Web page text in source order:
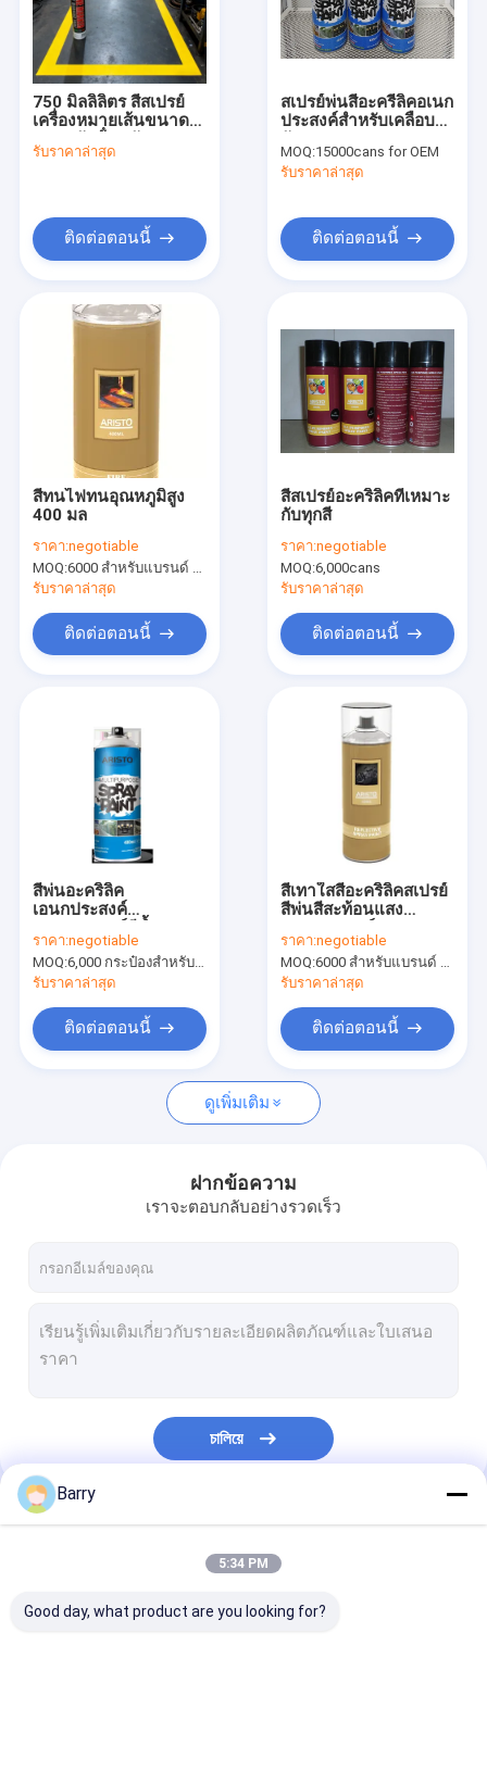
สินค้า
เกี่ยวกับเรา
ทัวร์โรงงาน
ผ้าพ่นสี
สีสเปรย์ทำเครื่องหมาย
ปากกามาร์กเกอร์
สเปรย์ทำความสะอาดรถยนต์
สเปรย์ทำความสะอาดไฟฟ้า
ทำความสะอาดในครัวเรือน
750 มิลลิลิตร สีสเปรย์
เครื่องหมายเส้นขนาด
และข้อควรระวังความ
และภายนอก
รับราคาล่าสุด
ติดต่อตอนนี้
สเปรย์พ่นสีอะครีลิคอเนก
ประสงค์สำหรับเคลือบ
MOQ:15000cans for OEM
รับราคาล่าสุด
ติดต่อตอนนี้
สีทนไฟทนอุณหภูมิสูง
400 มล
ราคา:negotiable
MOQ:6000 สำหรับแบรนด์ Aristo, 15000 คันสำหรับแบรนด์ที่กำหนดเอง
รับราคาล่าสุด
ติดต่อตอนนี้
สีสเปรย์อะคริลิคที่เหมาะ
กับทุกสี
ราคา:negotiable
MOQ:6,000cans
รับราคาล่าสุด
ติดต่อตอนนี้
สีพ่นอะคริลิค
เอนกประสงค์
เคลือบผิว 400ml
ราคา:negotiable
MOQ:6,000 กระป๋องสำหรับแบรนด์ Aristo, 15000 กระป๋องสำหรับแบรนด์ที่กำหนดเอง
รับราคาล่าสุด
ติดต่อตอนนี้
สีเทาใสสีอะคริลิคสเปรย์
สีพ่นสีสะท้อนแสง
500 มล
ราคา:negotiable
MOQ:6000 สำหรับแบรนด์ Aristo 15000 สำหรับแบรนด์ที่กำหนดเอง
รับราคาล่าสุด
ติดต่อตอนนี้
ดูเพิ่มเติม
ฝากข้อความ
เราจะตอบกลับอย่างรวดเร็ว
চালিয়ে
หมวดหมู่ของเรา
Barry
5:34 PM
Good day, what product are you looking for?